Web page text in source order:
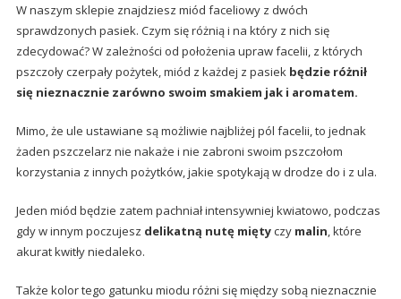
W naszym sklepie znajdziesz miód faceliowy z dwóch
sprawdzonych pasiek. Czym się różnią i na który z nich się
zdecydować? W zależności od położenia upraw facelii, z których
pszczoły czerpały pożytek, miód z każdej z pasiek będzie różnił
się nieznacznie zarówno swoim smakiem jak i aromatem.
Mimo, że ule ustawiane są możliwie najbliżej pól facelii, to jednak
żaden pszczelarz nie nakaże i nie zabroni swoim pszczołom
korzystania z innych pożytków, jakie spotykają w drodze do i z ula.
Jeden miód będzie zatem pachniał intensywniej kwiatowo, podczas
gdy w innym poczujesz delikatną nutę miętyczy malin, które
akurat kwitły niedaleko.
Także kolor tego gatunku miodu różni się między sobą nieznacznie